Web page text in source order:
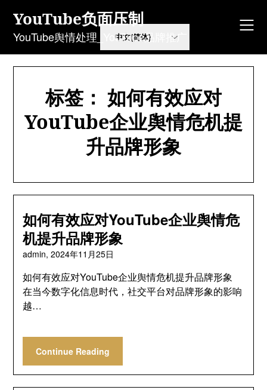
content
YouTube负面压制
YouTube舆情处理_YouTube品牌推广
标签： 如何有效应对
YouTube企业舆情危机提
升品牌形象
如何有效应对YouTube企业舆情危
机提升品牌形象
admin,2024年11月25日
如何有效应对YouTube企业舆情危机提升品牌形象
在当今数字化信息时代，社交平台对品牌形象的影响
越…
Continue Reading